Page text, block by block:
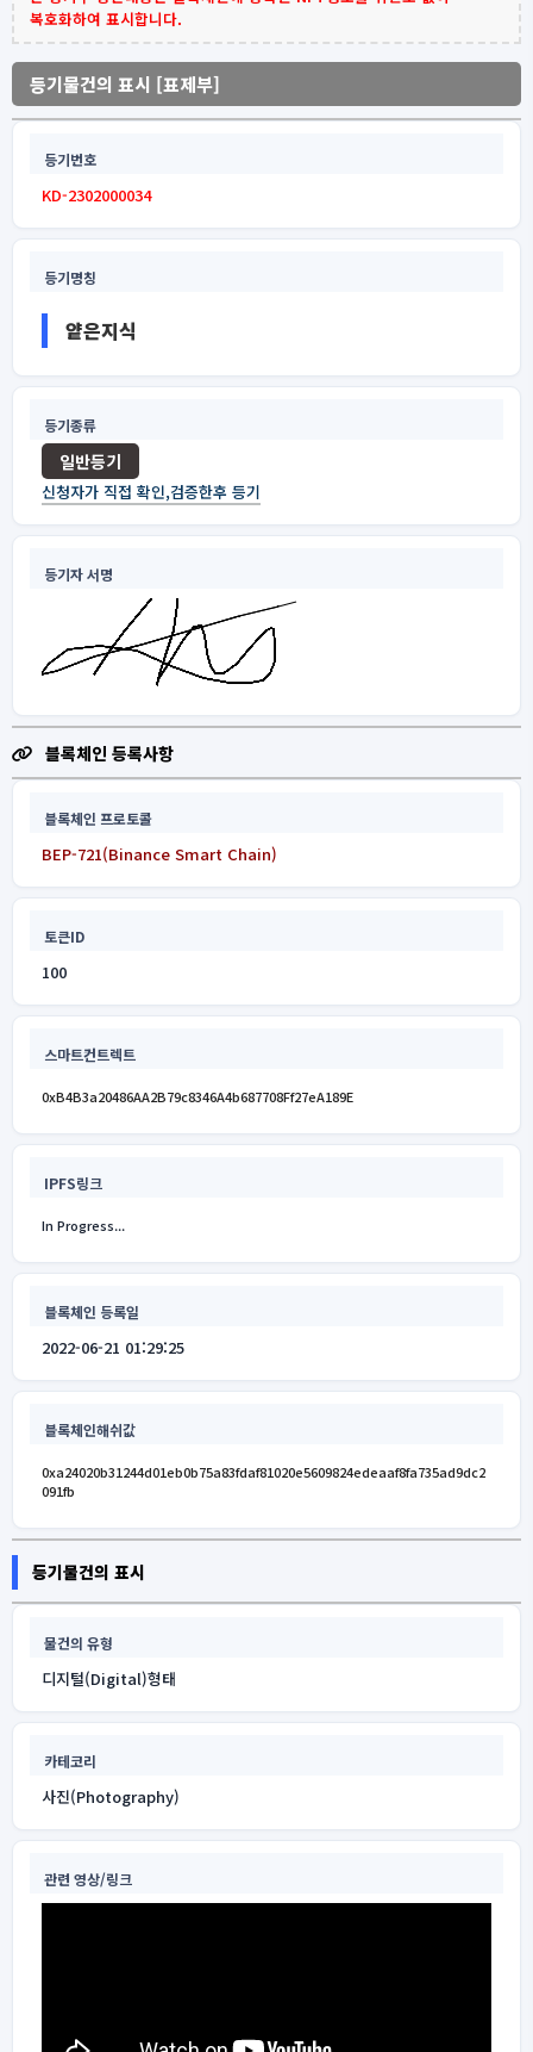
복호화하여 표시합니다.
등기물건의 표시 [표제부]
등기번호
KD-2302000034
등기명칭
얕은지식
등기종류
일반등기
신청자가 직접 확인,검증한후 등기
등기자 서명
블록체인 등록사항
블록체인 프로토콜
BEP-721(Binance Smart Chain)
토큰ID
100
스마트컨트렉트
0xB4B3a20486AA2B79c8346A4b687708Ff27eA189E
IPFS링크
In Progress...
블록체인 등록일
2022-06-21 01:29:25
블록체인해쉬값
0xa24020b31244d01eb0b75a83fdaf81020e5609824edeaaf8fa735ad9dc2
091fb
등기물건의 표시
물건의 유형
디지털(Digital)형태
카테코리
사진(Photography)
관련 영상/링크